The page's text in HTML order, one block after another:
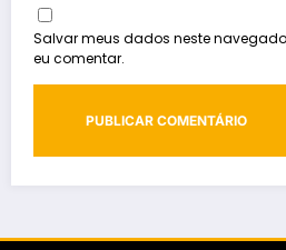
Salvar meus dados neste
eu comentar.